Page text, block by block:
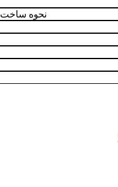
نحوه ساخت